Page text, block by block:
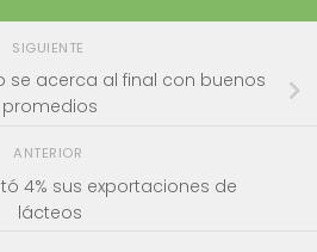
SIGUIENTE
se acerca al final con buenos
promedios
ANTERIOR
4% sus exportaciones de
lácteos